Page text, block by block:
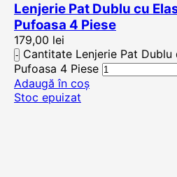
Lenjerie Pat Dublu cu
Pufoasa 4 Piese
179,00 lei
Cantitate Lenjerie Pat
Pufoasa 4 Piese
Adaugă în coș
Stoc epuizat